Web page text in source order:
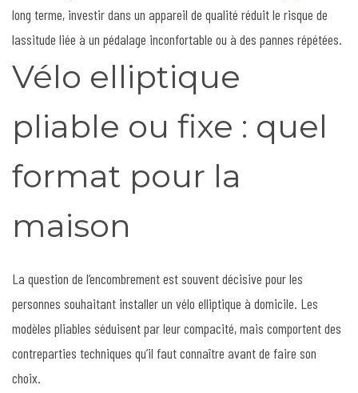
long terme, investir dans un appareil de qualité réduit le risque de
lassitude liée à un pédalage inconfortable ou à des pannes répétées.
Vélo elliptique
pliable ou fixe : quel
format pour la
maison
La question de l’encombrement est souvent décisive pour les
personnes souhaitant installer un vélo elliptique à domicile. Les
modèles pliables séduisent par leur compacité, mais comportent des
contreparties techniques qu’il faut connaître avant de faire son
choix.